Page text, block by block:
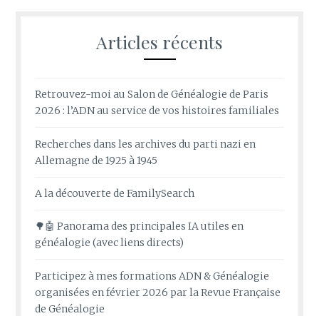
Articles récents
Retrouvez-moi au Salon de Généalogie de Paris
2026 : l’ADN au service de vos histoires familiales
Recherches dans les archives du parti nazi en
Allemagne de 1925 à 1945
A la découverte de FamilySearch
🌳🤖 Panorama des principales IA utiles en
généalogie (avec liens directs)
Participez à mes formations ADN & Généalogie
organisées en février 2026 par la Revue Française
de Généalogie